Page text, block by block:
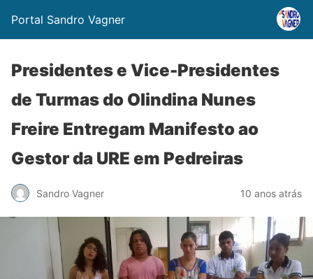
Portal Sandro Vagner
Presidentes e Vice-Presidentes
de Turmas do Olindina Nunes
Freire Entregam Manifesto ao
Gestor da URE em Pedreiras
Sandro Vagner 10 anos atrás